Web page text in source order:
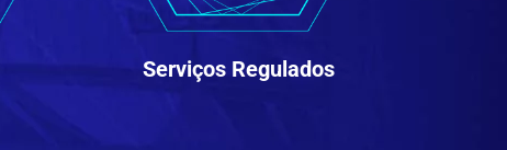
Serviços Regulados